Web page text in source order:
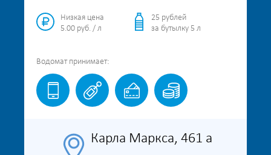
Низкая цена
5.00 руб. / л
25 рублей
за бутылку 5 л
Водомат принимает:
Карла Маркса, 461 а